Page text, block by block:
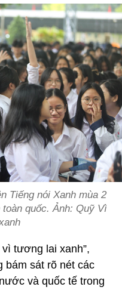
Tiếng nói Xanh mùa 2
quốc. Ảnh: Quỹ Vì
tương lai xanh”,
bám sát rõ nét các
và quốc tế trong